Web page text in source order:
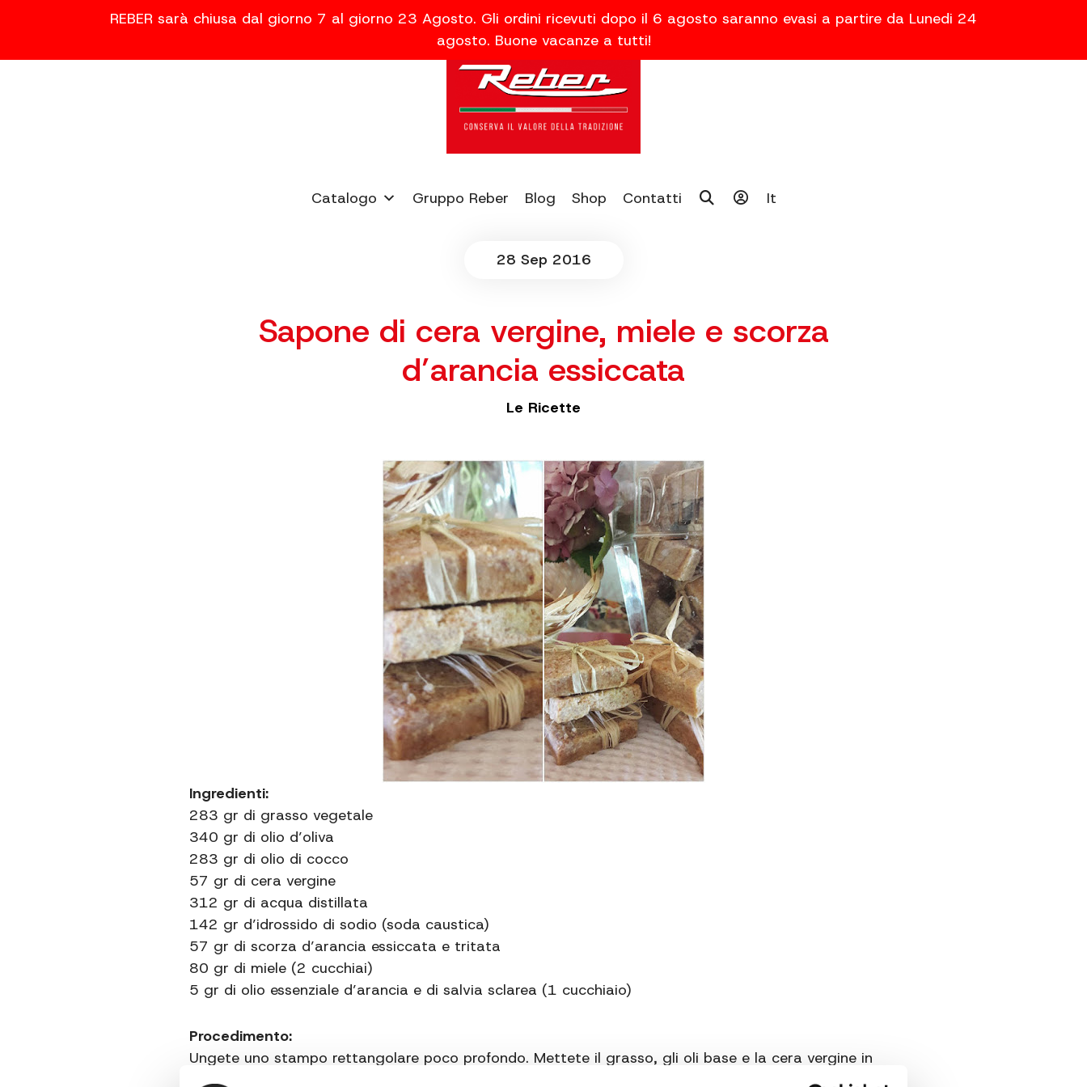
REBER sarà chiusa dal giorno 7 al giorno 23 Agosto. Gli ordini ricevuti dopo il 6 agosto saranno evasi a partire da Lunedi 24
agosto. Buone vacanze a tutti!
Catalogo Gruppo Reber Blog Shop Contatti It
28 Sep 2016
Sapone di cera vergine, miele e scorza
d’arancia essiccata
Le Ricette
Ingredienti:
283 gr di grasso vegetale
340 gr di olio d’oliva
283 gr di olio di cocco
57 gr di cera vergine
312 gr di acqua distillata
142 gr d’idrossido di sodio (soda caustica)
57 gr di scorza d’arancia essiccata e tritata
80 gr di miele (2 cucchiai)
5 gr di olio essenziale d’arancia e di salvia sclarea (1 cucchiaio)
Procedimento:
Ungete uno stampo rettangolare poco profondo. Mettete il grasso, gli oli base e la cera vergine in
una casseruola di acciaio, a fuoco basso.